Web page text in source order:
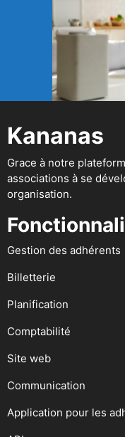
Kananas
Grace à notre
associations à se
organisation.
Gestion des adhérents
Billetterie
Planification
Comptabilité
Site web
Communication
Application pour les